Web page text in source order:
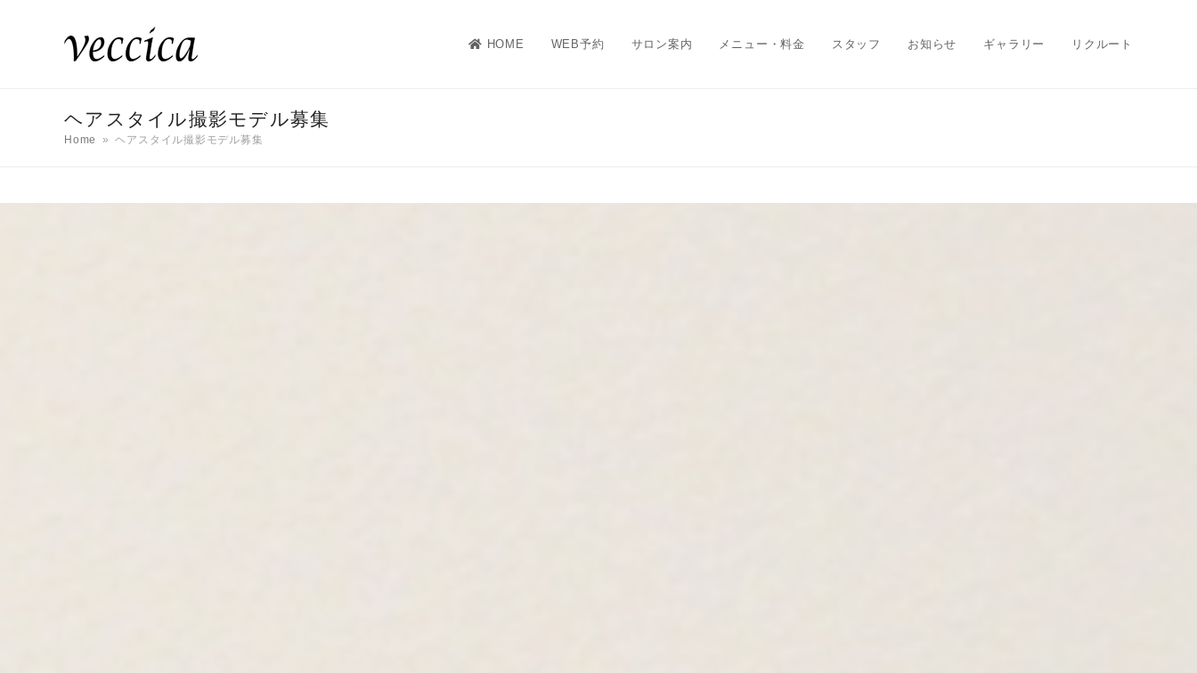
HOME WEB予約 サロン案内 メニュー・料金 スタッフ お知らせ ギャラリー リクルート
ヘアスタイル撮影モデル募集
Home » ヘアスタイル撮影モデル募集